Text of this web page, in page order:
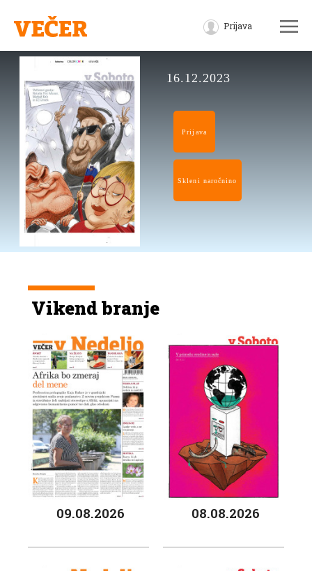
Prijava
16.12.2023
Prijava
Skleni naročnino
Vikend branje
09.08.2026 08.08.2026